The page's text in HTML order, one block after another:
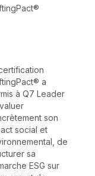
a
à Q7 Leader
son
social et
de
sa
ESG sur